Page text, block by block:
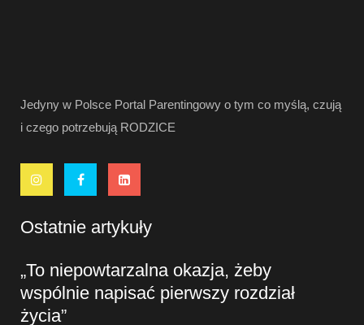
Jedyny w Polsce Portal Parentingowy o tym co myślą, czują
i czego potrzebują RODZICE
Ostatnie artykuły
„To niepowtarzalna okazja, żeby
wspólnie napisać pierwszy rozdział
życia”